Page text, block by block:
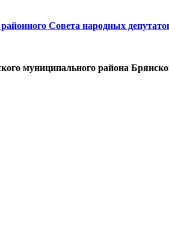
Совета народных
муниципального района